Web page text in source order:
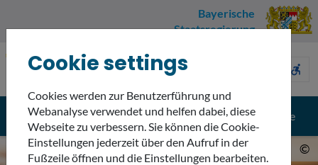
Bayerische
Staatsregierung
Umweltnavigator
accessible_forward
Menü search Suche
©
Cookie settings
Cookies werden zur Benutzerführung und
Webanalyse verwendet und helfen dabei, diese
Webseite zu verbessern. Sie können die Cookie-
Einstellungen jederzeit über den Aufruf in der
Fußzeile öffnen und die Einstellungen bearbeiten.